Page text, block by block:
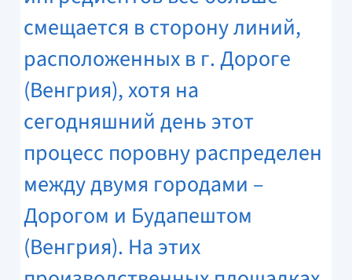
смещается в сторону линий,
расположенных в г. Дороге
(Венгрия), хотя на
сегодняшний день этот
процесс поровну распределен
между двумя городами –
Дорогом и Будапештом
(Венгрия). На этих